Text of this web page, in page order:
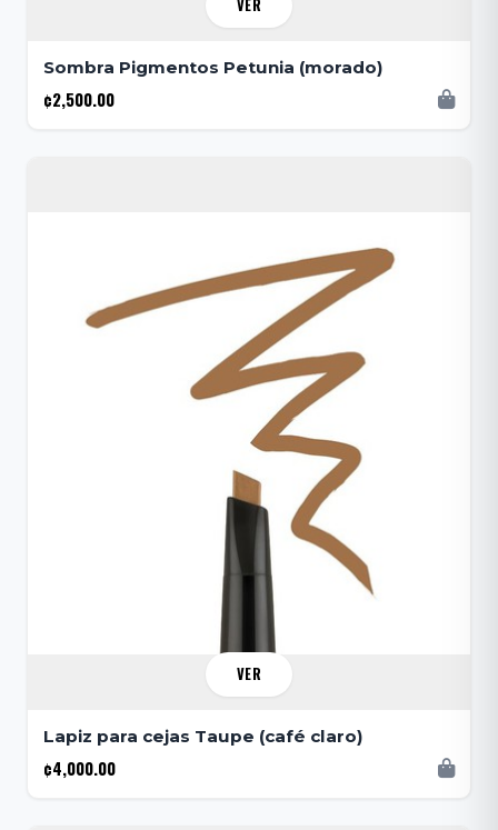
VER
Sombra Pigmentos Petunia (morado)
¢2,500.00
VER
Lapiz para cejas Taupe (café claro)
¢4,000.00